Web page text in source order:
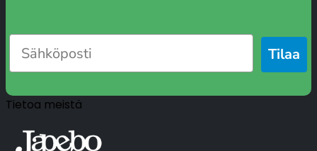
Tilaa
Tietoa meistä